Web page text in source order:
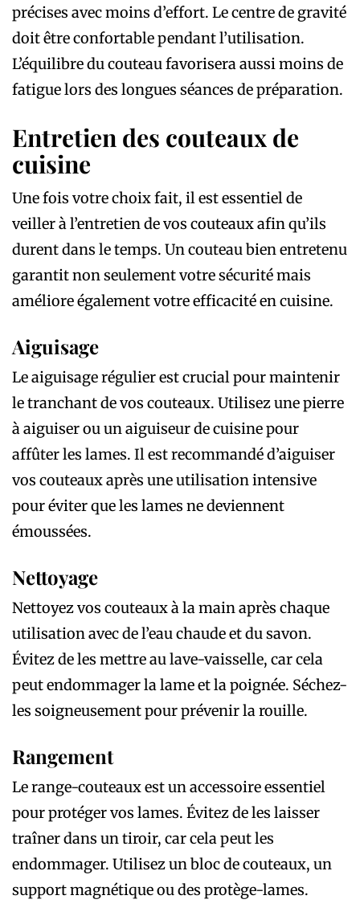
précises avec moins d’effort. Le centre de gravité
doit être confortable pendant l’utilisation.
L’équilibre du couteau favorisera aussi moins de
fatigue lors des longues séances de préparation.
Entretien des couteaux de
cuisine
Une fois votre choix fait, il est essentiel de
veiller à l’entretien de vos couteaux afin qu’ils
durent dans le temps. Un couteau bien entretenu
garantit non seulement votre sécurité mais
améliore également votre efficacité en cuisine.
Aiguisage
Le aiguisage régulier est crucial pour maintenir
le tranchant de vos couteaux. Utilisez une pierre
à aiguiser ou un aiguiseur de cuisine pour
affûter les lames. Il est recommandé d’aiguiser
vos couteaux après une utilisation intensive
pour éviter que les lames ne deviennent
émoussées.
Nettoyage
Nettoyez vos couteaux à la main après chaque
utilisation avec de l’eau chaude et du savon.
Évitez de les mettre au lave-vaisselle, car cela
peut endommager la lame et la poignée. Séchez-
les soigneusement pour prévenir la rouille.
Rangement
Le range-couteaux est un accessoire essentiel
pour protéger vos lames. Évitez de les laisser
traîner dans un tiroir, car cela peut les
endommager. Utilisez un bloc de couteaux, un
support magnétique ou des protège-lames.